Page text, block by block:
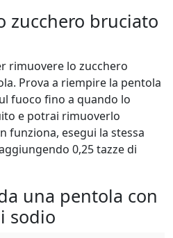
zucchero bruciato
rimuovere lo zucchero
Prova a riempire la pentola
fuoco fino a quando lo
e potrai rimuoverlo
funziona, esegui la stessa
0,25 tazze di
una pentola con
sodio